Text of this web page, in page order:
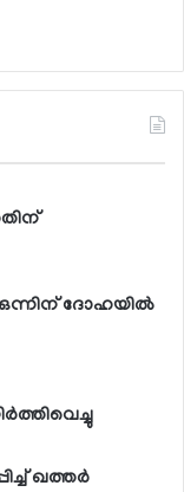
ദോഹയില്‍
ഖത്തര്‍